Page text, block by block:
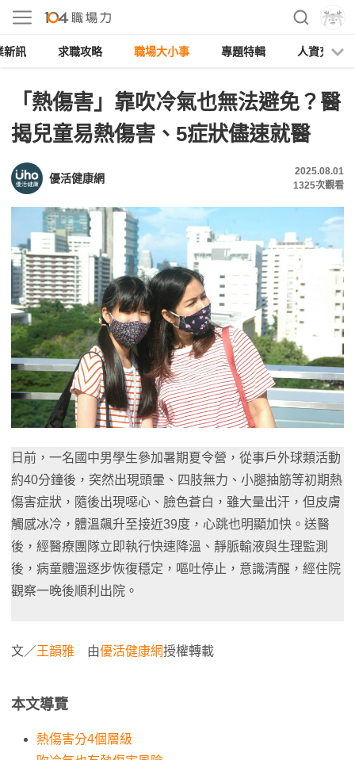
新訊 求職攻略 職場大小事 專題特輯 人資充電
「熱傷害」靠吹冷氣也無法避免？醫
揭兒童易熱傷害、5症狀儘速就醫
優活健康網
2025.08.01
1325次觀看
日前，一名國中男學生參加暑期夏令營，從事戶外球類活動
約40分鐘後，突然出現頭暈、四肢無力、小腿抽筋等初期熱
傷害症狀，隨後出現噁心、臉色蒼白，雖大量出汗，但皮膚
觸感冰冷，體溫飆升至接近39度，心跳也明顯加快。送醫
後，經醫療團隊立即執行快速降溫、靜脈輸液與生理監測
後，病童體溫逐步恢復穩定，嘔吐停止，意識清醒，經住院
觀察一晚後順利出院。
文／王韻雅 由優活健康網授權轉載
本文導覽
熱傷害分4個層級